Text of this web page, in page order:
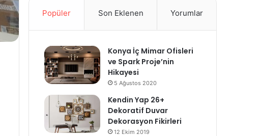
Popüler Son Eklenen Yorumlar
Konya İç Mimar Ofisleri
ve Spark Proje’nin
Hikayesi
5 Ağustos 2020
Kendin Yap 26+
Dekoratif Duvar
Dekorasyon Fikirleri
12 Ekim 2019